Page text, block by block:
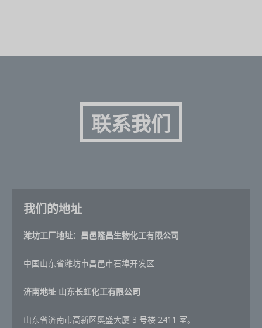
联系我们
我们的地址
潍坊工厂地址：昌邑隆昌生物化工有限公司
中国山东省潍坊市昌邑市石埠开发区
济南地址 山东长虹化工有限公司
山东省济南市高新区奥盛大厦 3 号楼 2411 室。